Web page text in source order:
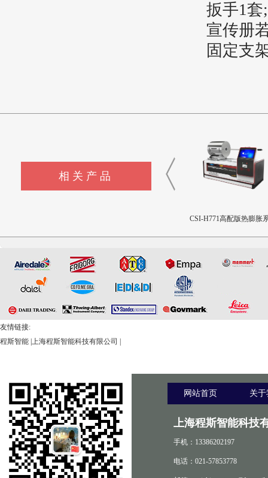
扳手1套;
宣传册
固定支
相关产品
CSI-H771高配版热膨胀
友情链接:
程斯智能 上海程斯智能科技有限公司
网站首页 关
上海程斯智能科技
手机：13386202197
电话：021-57853778